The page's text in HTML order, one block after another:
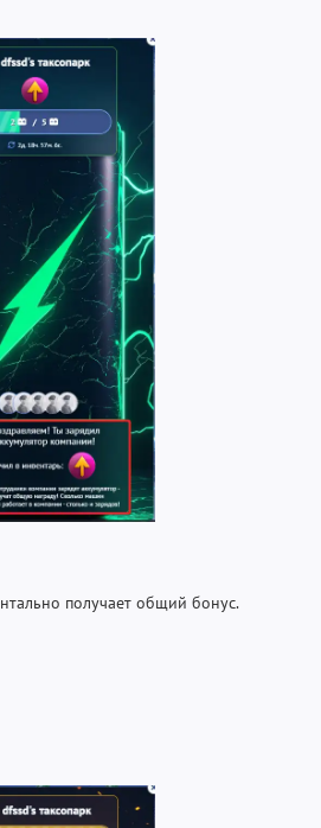
получает общий бонус.